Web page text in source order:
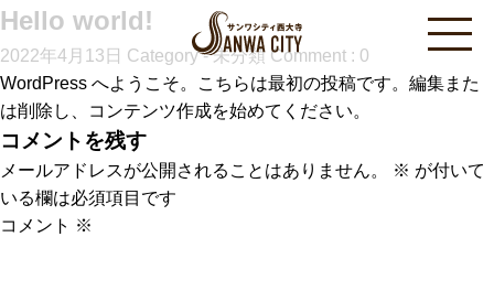
Hello world!
2022年4月13日 Category -未分類 Comment : 0
WordPress へようこそ。こちらは最初の投稿です。編集また
は削除し、コンテンツ作成を始めてください。
コメントを残す
メールアドレスが公開されることはありません。 ※ が付いて
いる欄は必須項目です
コメント ※